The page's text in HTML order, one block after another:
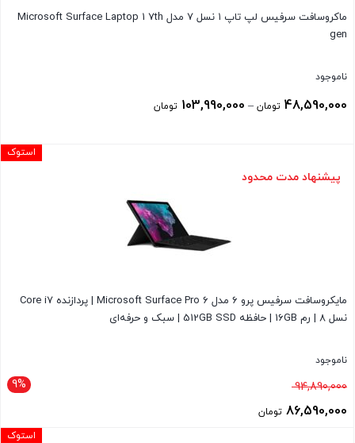
ماکروسافت سرفیس لپ تاپ ۱ نسل ۷ مدل Microsoft Surface Laptop 1 7th
gen
ناموجود
48,590,000 تومان –
103,990,000 تومان
پیشنهاد مدت محدود
مایکروسافت سرفیس پرو 6 مدل Microsoft Surface Pro 6 | پردازنده Core i7
نسل 8 | رم 16GB | حافظه 512GB SSD | سبک و حرفه‌ای
ناموجود
9% 94,890,000قیمت
اصلی86,590,000 تومان
استوک
استوک